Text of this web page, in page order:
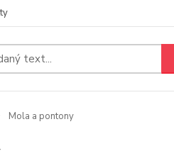
Mola a pontony